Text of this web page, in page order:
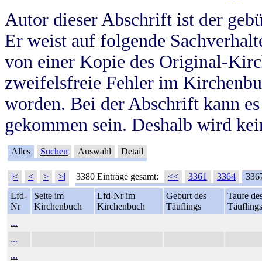
Autor dieser Abschrift ist der
Er weist auf folgende
von einer Kopie des Original-
zweifelsfreie Fehler im
worden. Bei der Abschrift kann
gekommen sein. Deshalb wird
Alles Suchen Auswahl Detail
|< < > >| 3380 Einträge gesamt: << 3361 3364
Lfd-
Nr
Seite im
Kirchenbuch
Lfd-Nr im
Kirchenbuch
Geburt des
Täuflings
Taufe
Täuflings
...
...
...